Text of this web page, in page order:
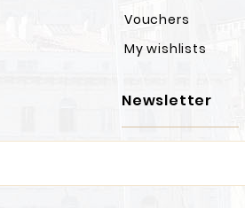
Vouchers
My wishlists
Newsletter